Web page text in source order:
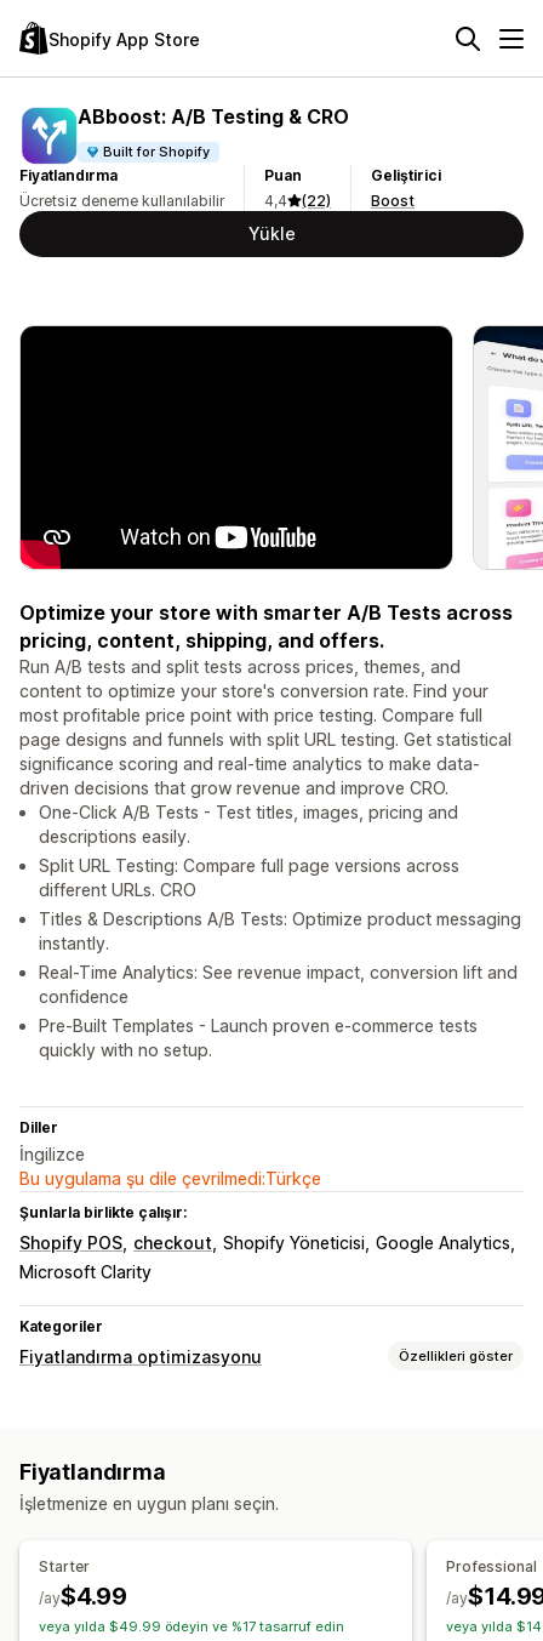
Shopify App Store
ABboost: A/B Testing & CRO
Built for Shopify
Fiyatlandırma
Ücretsiz deneme kullanılabilir
Puan
4,4
(22)
Geliştirici
Boost
Yükle
Optimize your store with smarter A/B Tests across
pricing, content, shipping, and offers.
Run A/B tests and split tests across prices, themes, and
content to optimize your store's conversion rate. Find your
most profitable price point with price testing. Compare full
page designs and funnels with split URL testing. Get statistical
significance scoring and real-time analytics to make data-
driven decisions that grow revenue and improve CRO.
One-Click A/B Tests - Test titles, images, pricing and
descriptions easily.
Split URL Testing: Compare full page versions across
different URLs. CRO
Titles & Descriptions A/B Tests: Optimize product messaging
instantly.
Real-Time Analytics: See revenue impact, conversion lift and
confidence
Pre-Built Templates - Launch proven e-commerce tests
quickly with no setup.
Diller
İngilizce
Bu uygulama şu dile çevrilmedi:Türkçe
Şunlarla birlikte çalışır:
Shopify POS checkout Shopify Yöneticisi Google Analytics
Microsoft Clarity
Kategoriler
Fiyatlandırma optimizasyonu Özellikleri göster
Fiyatlandırmayı geri al
Fiyatlandırma
İşletmenize en uygun planı seçin.
Starter
$4.99
/ay
veya yılda $49.99 ödeyin ve %17 tasarruf edin
Professional
/ay
veya yılda